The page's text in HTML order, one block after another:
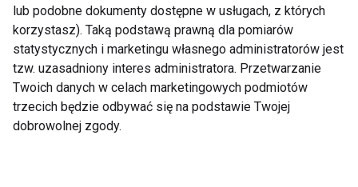
Szczepienie to jedyna
ochrona przed
kleszczowym
zapaleniem mózgu
Recepta na sprawny
mózg
lub podobne dokumenty dostępne w usługach, z których
korzystasz). Taką podstawą prawną dla pomiarów
statystycznych i marketingu własnego administratorów jest
tzw. uzasadniony interes administratora. Przetwarzanie
Twoich danych w celach marketingowych podmiotów
trzecich będzie odbywać się na podstawie Twojej
dobrowolnej zgody.